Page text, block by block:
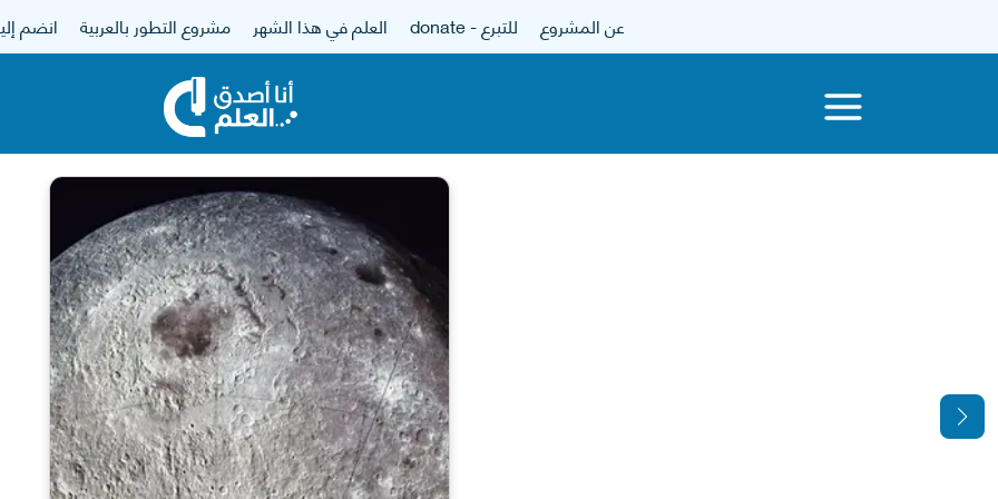
عن المشروع للتبرع - donate العلم في هذا الشهر مشروع التطور بالعربية انضم